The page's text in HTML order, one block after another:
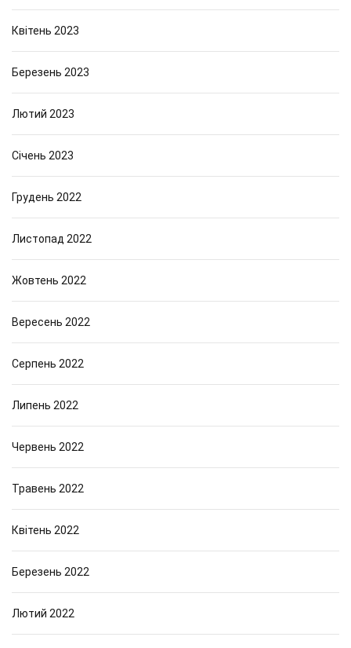
Квітень 2023
Березень 2023
Лютий 2023
Січень 2023
Грудень 2022
Листопад 2022
Жовтень 2022
Вересень 2022
Серпень 2022
Липень 2022
Червень 2022
Травень 2022
Квітень 2022
Березень 2022
Лютий 2022